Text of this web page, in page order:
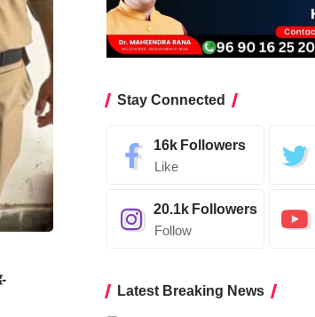
Stay Connected
16k Followers
Like
20.1k Followers
Follow
Latest Breaking News